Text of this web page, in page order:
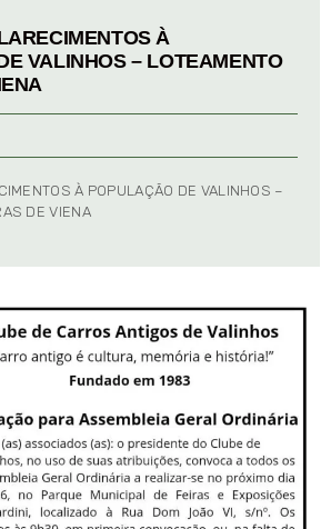
À
VALINHOS – LOTEAMENTO
À POPULAÇÃO DE VALINHOS –
DE VIENA